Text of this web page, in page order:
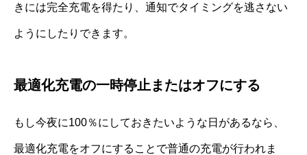
きには完全充電を得たり、通知でタイミングを逃さない
ようにしたりできます。
最適化充電の一時停止またはオフにする
もし今夜に100％にしておきたいような日があるなら、
最適化充電をオフにすることで普通の充電が行われま